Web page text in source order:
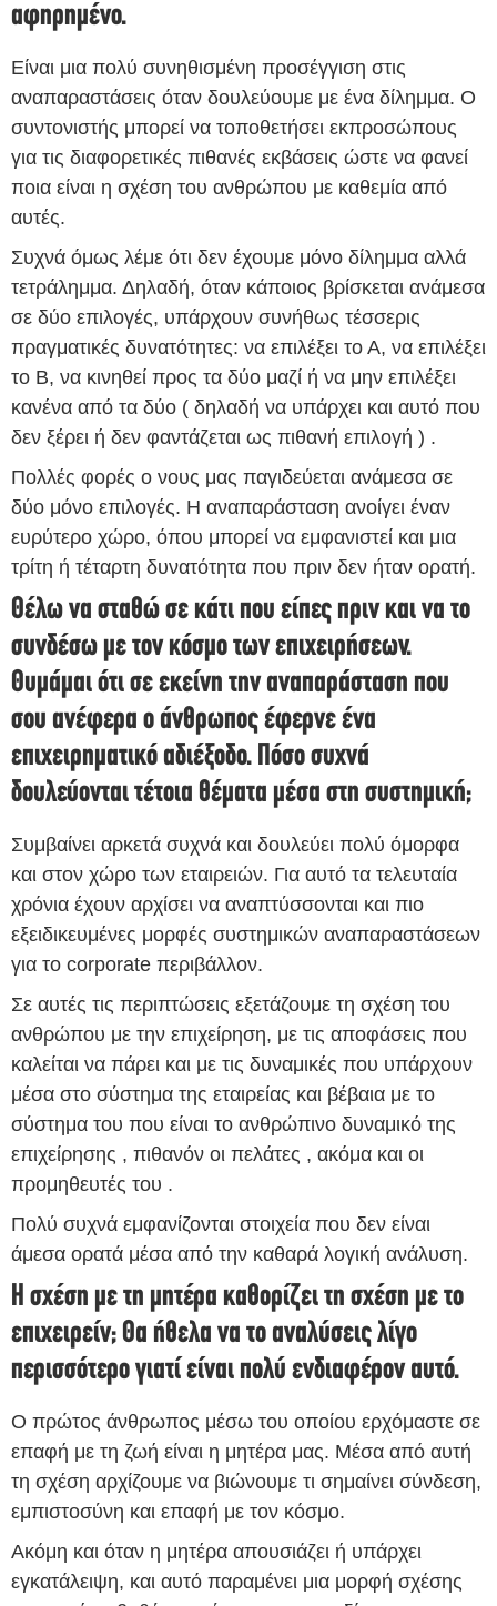
αφηρημένο.
Είναι μια πολύ συνηθισμένη προσέγγιση στις
αναπαραστάσεις όταν δουλεύουμε με ένα δίλημμα. Ο
συντονιστής μπορεί να τοποθετήσει εκπροσώπους
για τις διαφορετικές πιθανές εκβάσεις ώστε να φανεί
ποια είναι η σχέση του ανθρώπου με καθεμία από
αυτές.
Συχνά όμως λέμε ότι δεν έχουμε μόνο δίλημμα αλλά
τετράλημμα. Δηλαδή, όταν κάποιος βρίσκεται ανάμεσα
σε δύο επιλογές, υπάρχουν συνήθως τέσσερις
πραγματικές δυνατότητες: να επιλέξει το Α, να επιλέξει
το Β, να κινηθεί προς τα δύο μαζί ή να μην επιλέξει
κανένα από τα δύο ( δηλαδή να υπάρχει και αυτό που
δεν ξέρει ή δεν φαντάζεται ως πιθανή επιλογή ) .
Πολλές φορές ο νους μας παγιδεύεται ανάμεσα σε
δύο μόνο επιλογές. Η αναπαράσταση ανοίγει έναν
ευρύτερο χώρο, όπου μπορεί να εμφανιστεί και μια
τρίτη ή τέταρτη δυνατότητα που πριν δεν ήταν ορατή.
Θέλω να σταθώ σε κάτι που είπες πριν και να το
συνδέσω με τον κόσμο των επιχειρήσεων.
Θυμάμαι ότι σε εκείνη την αναπαράσταση που
σου ανέφερα ο άνθρωπος έφερνε ένα
επιχειρηματικό αδιέξοδο. Πόσο συχνά
δουλεύονται τέτοια θέματα μέσα στη συστημική;
Συμβαίνει αρκετά συχνά και δουλεύει πολύ όμορφα
και στον χώρο των εταιρειών. Για αυτό τα τελευταία
χρόνια έχουν αρχίσει να αναπτύσσονται και πιο
εξειδικευμένες μορφές συστημικών αναπαραστάσεων
για το corporate περιβάλλον.
Σε αυτές τις περιπτώσεις εξετάζουμε τη σχέση του
ανθρώπου με την επιχείρηση, με τις αποφάσεις που
καλείται να πάρει και με τις δυναμικές που υπάρχουν
μέσα στο σύστημα της εταιρείας και βέβαια με το
σύστημα του που είναι το ανθρώπινο δυναμικό της
επιχείρησης , πιθανόν οι πελάτες , ακόμα και οι
προμηθευτές του .
Πολύ συχνά εμφανίζονται στοιχεία που δεν είναι
άμεσα ορατά μέσα από την καθαρά λογική ανάλυση.
Η σχέση με τη μητέρα καθορίζει τη σχέση με το
επιχειρείν; Θα ήθελα να το αναλύσεις λίγο
περισσότερο γιατί είναι πολύ ενδιαφέρον αυτό.
Ο πρώτος άνθρωπος μέσω του οποίου ερχόμαστε σε
επαφή με τη ζωή είναι η μητέρα μας. Μέσα από αυτή
τη σχέση αρχίζουμε να βιώνουμε τι σημαίνει σύνδεση,
εμπιστοσύνη και επαφή με τον κόσμο.
Ακόμη και όταν η μητέρα απουσιάζει ή υπάρχει
εγκατάλειψη, και αυτό παραμένει μια μορφή σχέσης